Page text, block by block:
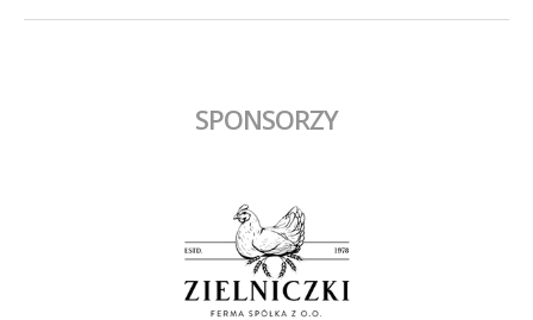
SPONSORZY